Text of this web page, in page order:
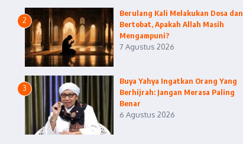
2
Berulang Kali Melakukan Dosa dan
Bertobat, Apakah Allah Masih
Mengampuni?
7 Agustus 2026
3
Buya Yahya Ingatkan Orang Yang
Berhijrah: Jangan Merasa Paling
Benar
6 Agustus 2026